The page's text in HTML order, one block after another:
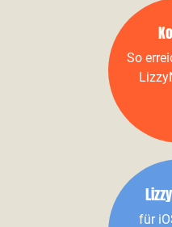
So
für